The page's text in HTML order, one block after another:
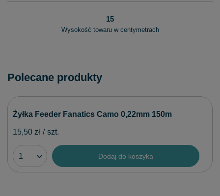
15
Wysokość towaru w centymetrach
Polecane produkty
Żyłka Feeder Fanatics Camo 0,22mm 150m
15,50 zł / szt.
Dodaj do koszyka